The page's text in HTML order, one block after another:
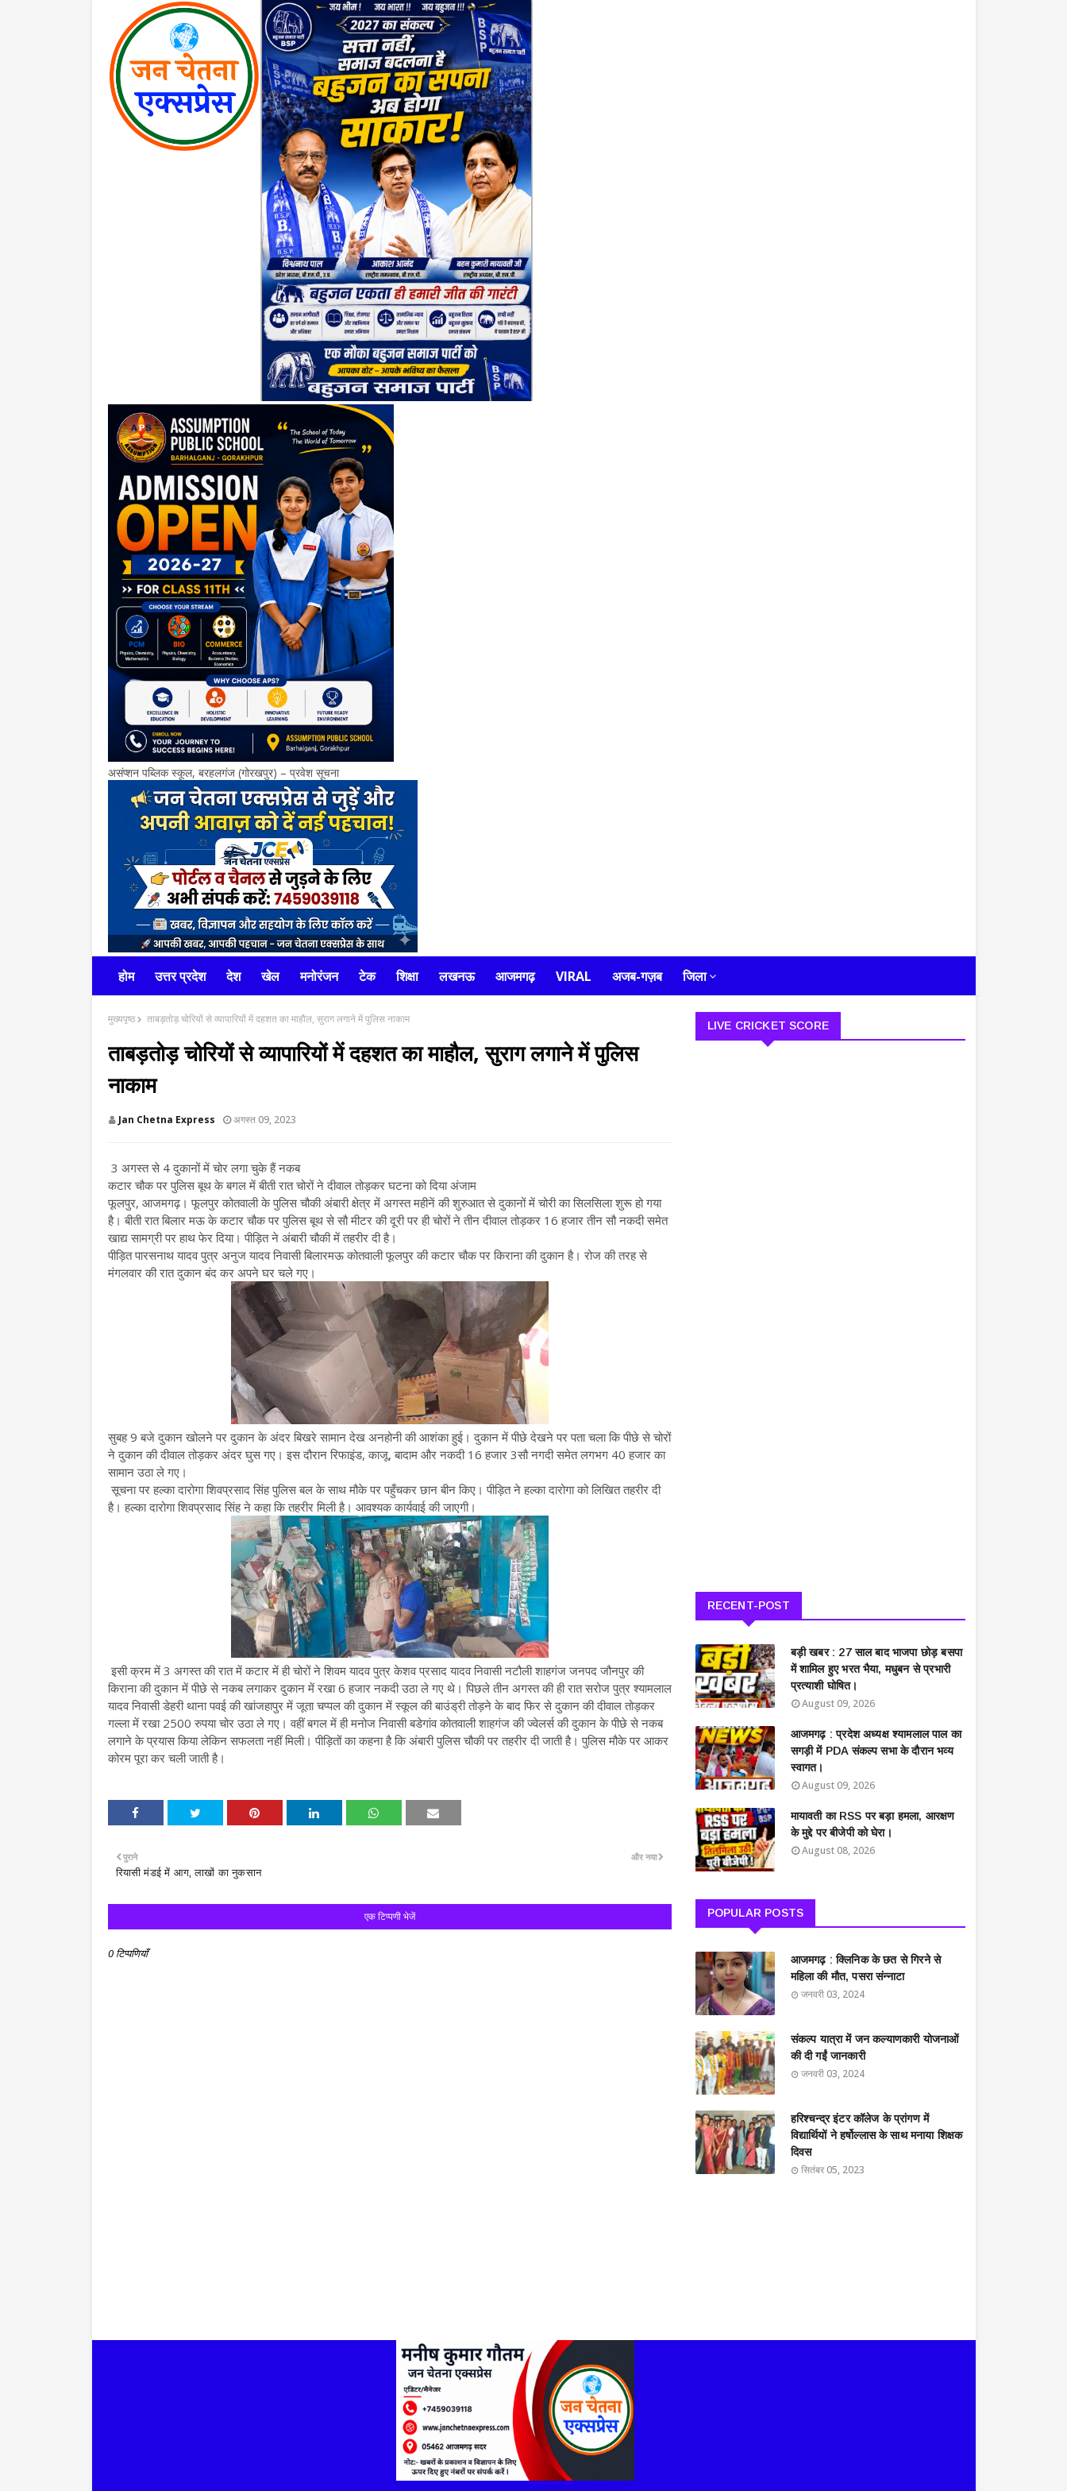
असंप्शन पब्लिक स्कूल, बरहलगंज (गोरखपुर) – प्रवेश सूचना
होम उत्तर प्रदेश देश खेल मनोरंजन टेक शिक्षा लखनऊ आजमगढ़ VIRAL अजब-गज़ब जिला
मुख्यपृष्ठ ताबड़तोड़ चोरियों से व्यापारियों में दहशत का माहौल, सुराग लगाने में पुलिस नाकाम
ताबड़तोड़ चोरियों से व्यापारियों में दहशत का माहौल, सुराग लगाने में पुलिस
नाकाम
Jan Chetna Express अगस्त 09, 2023
3 अगस्त से 4 दुकानों में चोर लगा चुके हैं नकब
कटार चौक पर पुलिस बूथ के बगल में बीती रात चोरों ने दीवाल तोड़कर घटना को दिया अंजाम
फूलपुर, आजमगढ़। फूलपुर कोतवाली के पुलिस चौकी अंबारी क्षेत्र में अगस्त महीनें की शुरुआत से दुकानों में चोरी का सिलसिला शुरू हो गया
है। बीती रात बिलार मऊ के कटार चौक पर पुलिस बूथ से सौ मीटर की दूरी पर ही चोरों ने तीन दीवाल तोड़कर 16 हजार तीन सौ नकदी समेत
खाद्य सामग्री पर हाथ फेर दिया। पीड़ित ने अंबारी चौकी में तहरीर दी है।
पीड़ित पारसनाथ यादव पुत्र अनुज यादव निवासी बिलारमऊ कोतवाली फूलपुर की कटार चौक पर किराना की दुकान है। रोज की तरह से
मंगलवार की रात दुकान बंद कर अपने घर चले गए।
सुबह 9 बजे दुकान खोलने पर दुकान के अंदर बिखरे सामान देख अनहोनी की आशंका हुई। दुकान में पीछे देखने पर पता चला कि पीछे से चोरों
ने दुकान की दीवाल तोड़कर अंदर घुस गए। इस दौरान रिफाइंड, काजू, बादाम और नकदी 16 हजार 3सौ नगदी समेत लगभग 40 हजार का
सामान उठा ले गए।
सूचना पर हल्का दारोगा शिवप्रसाद सिंह पुलिस बल के साथ मौके पर पहुँचकर छान बीन किए। पीड़ित ने हल्का दारोगा को लिखित तहरीर दी
है। हल्का दारोगा शिवप्रसाद सिंह ने कहा कि तहरीर मिली है। आवश्यक कार्यवाई की जाएगी।
इसी क्रम में 3 अगस्त की रात में कटार में ही चोरों ने शिवम यादव पुत्र केशव प्रसाद यादव निवासी नटौली शाहगंज जनपद जौनपुर की
किराना की दुकान में पीछे से नकब लगाकर दुकान में रखा 6 हजार नकदी उठा ले गए थे। पिछले तीन अगस्त की ही रात सरोज पुत्र श्यामलाल
यादव निवासी डेहरी थाना पवई की खांजहापुर में जूता चप्पल की दुकान में स्कूल की बाउंड्री तोड़ने के बाद फिर से दुकान की दीवाल तोड़कर
गल्ला में रखा 2500 रुपया चोर उठा ले गए। वहीं बगल में ही मनोज निवासी बडेगांव कोतवाली शाहगंज की ज्वेलर्स की दुकान के पीछे से नकब
लगाने के प्रयास किया लेकिन सफलता नहीं मिली। पीड़ितों का कहना है कि अंबारी पुलिस चौकी पर तहरीर दी जाती है। पुलिस मौके पर आकर
कोरम पूरा कर चली जाती है।
और नया
पुराने
रियासी मंडई में आग, लाखों का नुकसान
एक टिप्पणी भेजें
0 टिप्पणियाँ
LIVE CRICKET SCORE
RECENT-POST
बड़ी खबर : 27 साल बाद भाजपा छोड़ बसपा
में शामिल हुए भरत भैया, मधुबन से प्रभारी
प्रत्याशी घोषित।
August 09, 2026
आजमगढ़ : प्रदेश अध्यक्ष श्यामलाल पाल का
सगड़ी में PDA संकल्प सभा के दौरान भव्य
स्वागत।
August 09, 2026
मायावती का RSS पर बड़ा हमला, आरक्षण
के मुद्दे पर बीजेपी को घेरा।
August 08, 2026
POPULAR POSTS
आजमगढ़ : क्लिनिक के छत से गिरने से
महिला की मौत, पसरा संन्नाटा
जनवरी 03, 2024
संकल्प यात्रा में जन कल्याणकारी योजनाओं
की दी गईं जानकारी
जनवरी 03, 2024
हरिश्चन्द्र इंटर कॉलेज के प्रांगण में
विद्यार्थियों ने हर्षोल्लास के साथ मनाया शिक्षक
दिवस
सितंबर 05, 2023